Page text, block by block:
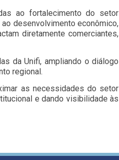
ao fortalecimento do setor
desenvolvimento econômico,
diretamente comerciantes,
da Unifi, ampliando o diálogo
regional.
as necessidades do setor
e dando visibilidade às